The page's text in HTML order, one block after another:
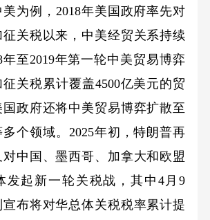
为例，2018年美国政府率先对
关税以来，中美经贸关系持续
年至2019年第一轮中美贸易博弈
关税累计覆盖4500亿美元的贸
政府还将中美贸易博弈扩散至
个领域。2025年初，特朗普再
中国、墨西哥、加拿大和欧盟
发起新一轮关税战，其中4月9
宣布将对华总体关税税率累计提